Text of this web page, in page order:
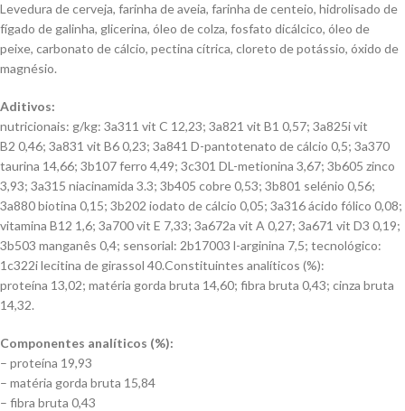
Levedura de cerveja, farinha de aveia, farinha de centeio, hidrolisado de
fígado de galinha, glicerina, óleo de colza, fosfato dicálcico, óleo de
peixe, carbonato de cálcio, pectina cítrica, cloreto de potássio, óxido de
magnésio.
Aditivos:
nutricionais: g/kg: 3a311 vit C 12,23; 3a821 vit B1 0,57; 3a825i vit
B2 0,46; 3a831 vit B6 0,23; 3a841 D-pantotenato de cálcio 0,5; 3a370
taurina 14,66; 3b107 ferro 4,49; 3c301 DL-metionina 3,67; 3b605 zinco
3,93; 3a315 niacinamida 3.3; 3b405 cobre 0,53; 3b801 selénio 0,56;
3a880 biotina 0,15; 3b202 iodato de cálcio 0,05; 3a316 ácido fólico 0,08;
vitamina B12 1,6; 3a700 vit E 7,33; 3a672a vit A 0,27; 3a671 vit D3 0,19;
3b503 manganês 0,4; sensorial: 2b17003 l-arginina 7,5; tecnológico:
1c322i lecitina de girassol 40.Constituintes analíticos (%):
proteína 13,02; matéria gorda bruta 14,60; fibra bruta 0,43; cinza bruta
14,32.
Componentes analíticos (%):
– proteína 19,93
– matéria gorda bruta 15,84
– fibra bruta 0,43